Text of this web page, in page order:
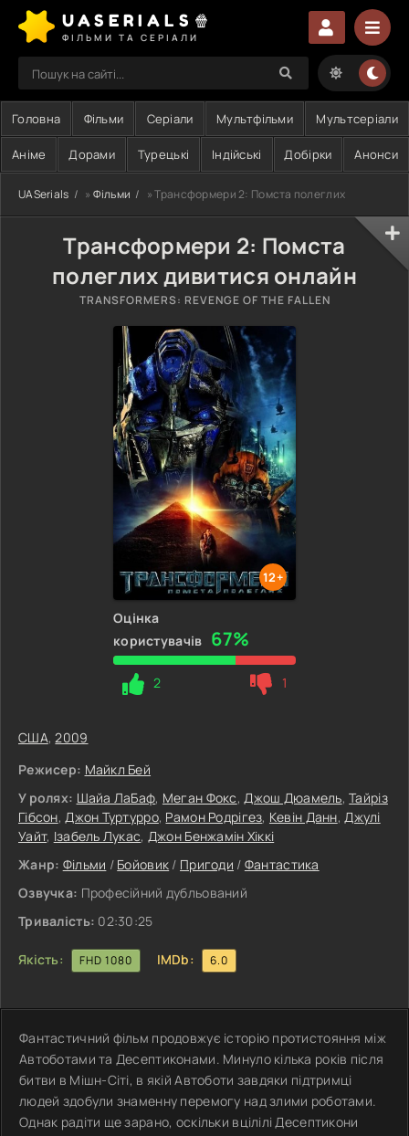
UASERIALS🍿
ФІЛЬМИ ТА СЕРІАЛИ
Головна Фільми Серіали Мультфільми Мультсеріали
Аніме Дорами Турецькі Індійські Добірки Анонси
UASerials » Фільми » Трансформери 2: Помста полеглих
Трансформери 2: Помста
полеглих дивитися онлайн
TRANSFORMERS: REVENGE OF THE FALLEN
12+
Оцінка
користувачів 67%
2 1
США,2009
Режисер: Майкл Бей
У ролях: Шайа ЛаБаф, Меган Фокс,Джош Дюамель,Тайріз
Гібсон,Джон Туртурро, Рамон Родрігез, Кевін Данн,Джулі
Уайт, Ізабель Лукас, Джон Бенжамін Хіккі
Жанр: Фільми / Бойовик / Пригоди / Фантастика
Озвучка: Професійний дубльований
Тривалість: 02:30:25
Якість: FHD 1080 IMDb: 6.0
Фантастичний фільм продовжує історію протистояння між
Автоботами та Десептиконами. Минуло кілька років після
битви в Мішн-Сіті, в якій Автоботи завдяки підтримці
людей здобули знаменну перемогу над злими роботами.
Однак радіти ще зарано, оскільки вцілілі Десептикони